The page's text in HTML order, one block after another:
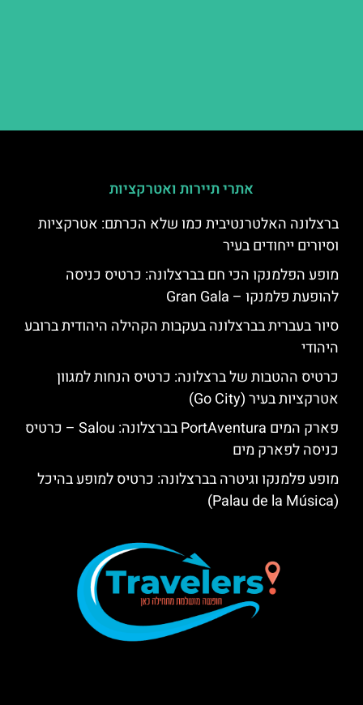
אתרי תיירות ואטרקציות
ברצלונה האלטרנטיבית כמו שלא הכרתם: אטרקציות
וסיורים ייחודים בעיר
מופע הפלמנקו הכי חם בברצלונה: כרטיס כניסה
להופעת פלמנקו – Gran Gala
סיור בעברית בברצלונה בעקבות הקהילה היהודית ברובע
היהודי
כרטיס ההטבות של ברצלונה: כרטיס הנחות למגוון
אטרקציות בעיר (Go City)
פארק המים PortAventura בברצלונה: Salou – כרטיס
כניסה לפארק מים
מופע פלמנקו וגיטרה בברצלונה: כרטיס למופע בהיכל
(Palau de la Música)